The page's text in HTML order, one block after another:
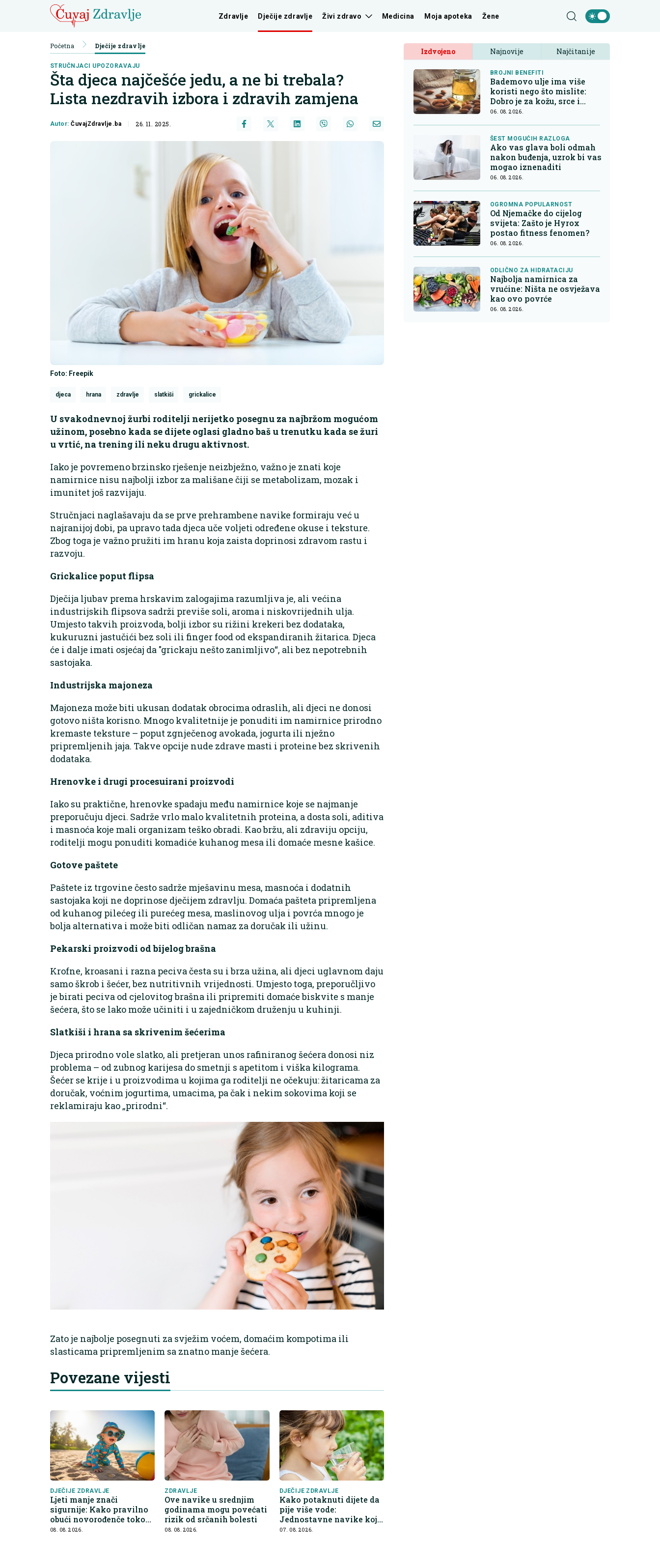
Zdravlje Dječije zdravlje Živi zdravo Medicina Moja apoteka Žene
Početna Dječije zdravlje
STRUČNJACI UPOZORAVAJU
Šta djeca najčešće jedu, a ne bi trebala?
Lista nezdravih izbora i zdravih zamjena
Autor:ČuvajZdravlje.ba 26. 11. 2025.
Foto: Freepik
djeca hrana zdravlje slatkiši grickalice
U svakodnevnoj žurbi roditelji nerijetko posegnu za najbržom mogućom
užinom, posebno kada se dijete oglasі gladno baš u trenutku kada se žuri
u vrtić, na trening ili neku drugu aktivnost.
Iako je povremeno brzinsko rješenje neizbježno, važno je znati koje
namirnice nisu najbolji izbor za mališane čiji se metabolizam, mozak i
imunitet još razvijaju.
Stručnjaci naglašavaju da se prve prehrambene navike formiraju već u
najranijoj dobi, pa upravo tada djeca uče voljeti određene okuse i teksture.
Zbog toga je važno pružiti im hranu koja zaista doprinosi zdravom rastu i
razvoju.
Grickalice poput flipsa
Dječija ljubav prema hrskavim zalogajima razumljiva je, ali većina
industrijskih flipsova sadrži previše soli, aroma i niskovrijednih ulja.
Umjesto takvih proizvoda, bolji izbor su rižini krekeri bez dodataka,
kukuruzni jastučići bez soli ili finger food od ekspandiranih žitarica. Djeca
će i dalje imati osjećaj da "grickaju nešto zanimljivo“, ali bez nepotrebnih
sastojaka.
Industrijska majoneza
Majoneza može biti ukusan dodatak obrocima odraslih, ali djeci ne donosi
gotovo ništa korisno. Mnogo kvalitetnije je ponuditi im namirnice prirodno
kremaste teksture – poput zgnječenog avokada, jogurta ili nježno
pripremljenih jaja. Takve opcije nude zdrave masti i proteine bez skrivenih
dodataka.
Hrenovke i drugi procesuirani proizvodi
Iako su praktične, hrenovke spadaju među namirnice koje se najmanje
preporučuju djeci. Sadrže vrlo malo kvalitetnih proteina, a dosta soli, aditiva
i masnoća koje mali organizam teško obradi. Kao bržu, ali zdraviju opciju,
roditelji mogu ponuditi komadiće kuhanog mesa ili domaće mesne kašice.
Gotove paštete
Paštete iz trgovine često sadrže mješavinu mesa, masnoća i dodatnih
sastojaka koji ne doprinose dječijem zdravlju. Domaća pašteta pripremljena
od kuhanog pilećeg ili purećeg mesa, maslinovog ulja i povrća mnogo je
bolja alternativa i može biti odličan namaz za doručak ili užinu.
Pekarski proizvodi od bijelog brašna
Krofne, kroasani i razna peciva česta su i brza užina, ali djeci uglavnom daju
samo škrob i šećer, bez nutritivnih vrijednosti. Umjesto toga, preporučljivo
je birati peciva od cjelovitog brašna ili pripremiti domaće biskvite s manje
šećera, što se lako može učiniti i u zajedničkom druženju u kuhinji.
Slatkiši i hrana sa skrivenim šećerima
Djeca prirodno vole slatko, ali pretjeran unos rafiniranog šećera donosi niz
problema – od zubnog karijesa do smetnji s apetitom i viška kilograma.
Šećer se krije i u proizvodima u kojima ga roditelji ne očekuju: žitaricama za
doručak, voćnim jogurtima, umacima, pa čak i nekim sokovima koji se
reklamiraju kao „prirodni“.
Zato je najbolje posegnuti za svježim voćem, domaćim kompotima ili
slasticama pripremljenim sa znatno manje šećera.
Povezane vijesti
DJEČIJE ZDRAVLJE
Ljeti manje znači
sigurnije: Kako pravilno
obući novorođenče tokom
toplinskog vala
08. 08. 2026.
ZDRAVLJE
Ove navike u srednjim
godinama mogu povećati
rizik od srčanih bolesti
08. 08. 2026.
DJEČIJE ZDRAVLJE
Kako potaknuti dijete da
pije više vode:
Jednostavne navike koje
olakšavaju roditeljima
07. 08. 2026.
Izdvojeno Najnovije Najčitanije
BROJNI BENEFITI
Bademovo ulje ima više
koristi nego što mislite:
Dobro je za kožu, srce i
kontrolu apetita
06. 08. 2026.
ŠEST MOGUĆIH RAZLOGA
Ako vas glava boli odmah
nakon buđenja, uzrok bi vas
mogao iznenaditi
06. 08. 2026.
OGROMNA POPULARNOST
Od Njemačke do cijelog
svijeta: Zašto je Hyrox
postao fitness fenomen?
06. 08. 2026.
ODLIČNO ZA HIDRATACIJU
Najbolja namirnica za
vrućine: Ništa ne osvježava
kao ovo povrće
06. 08. 2026.